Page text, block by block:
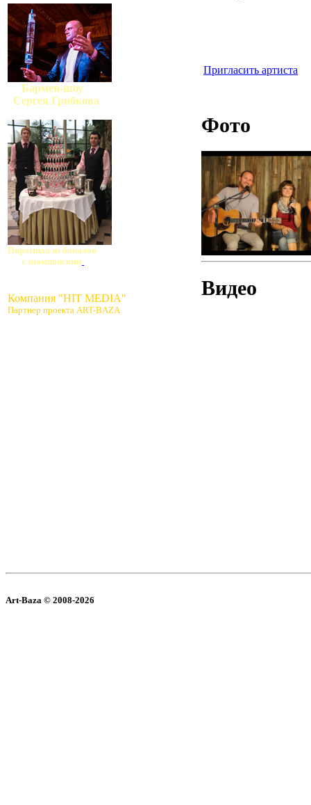
Бармен-шоу
Сергея Грибкова
Пирамида из бокалов
с шампанским
Компания "HIT MEDIA"
Партнер проекта ART-BAZA
Пригласить артиста
Фото
Видео
Art-Baza © 2008-2026